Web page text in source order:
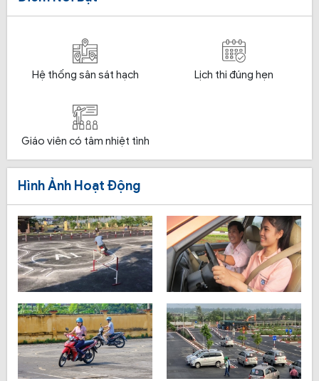
Hệ thống sân sát hạch Lịch thi đúng hẹn
Giáo viên có tâm nhiệt tình
Hình Ảnh Hoạt Động